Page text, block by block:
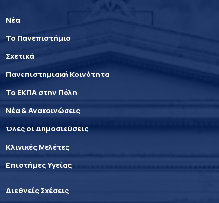
Νέα
Το Πανεπιστήμιο
Σχετικά
Πανεπιστημιακή Κοινότητα
Το ΕΚΠΑ στην Πόλη
Νέα & Ανακοινώσεις
Όλες οι Δημοσιεύσεις
Κλινικές Μελέτες
Επιστήμες Υγείας
Διεθνείς Σχέσεις